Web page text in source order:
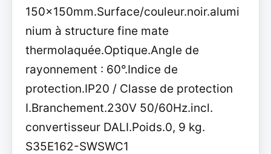
150x150mm.Surface/couleur.noir.alumi
nium à structure fine mate
thermolaquée.Optique.Angle de
rayonnement : 60°.Indice de
protection.IP20 / Classe de protection
I.Branchement.230V 50/60Hz.incl.
convertisseur DALI.Poids.0, 9 kg.
S35E162-SWSWC1